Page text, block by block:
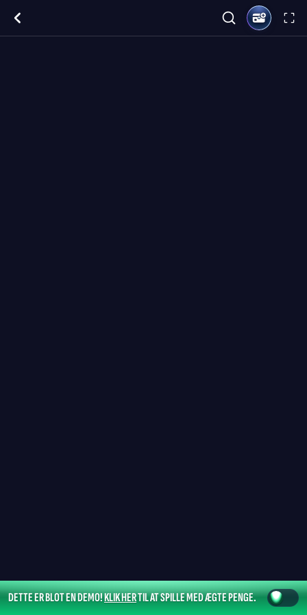
DETTE ER BLOT EN DEMO!KLIK HERTIL AT SPILLE MED ÆGTE PENGE.